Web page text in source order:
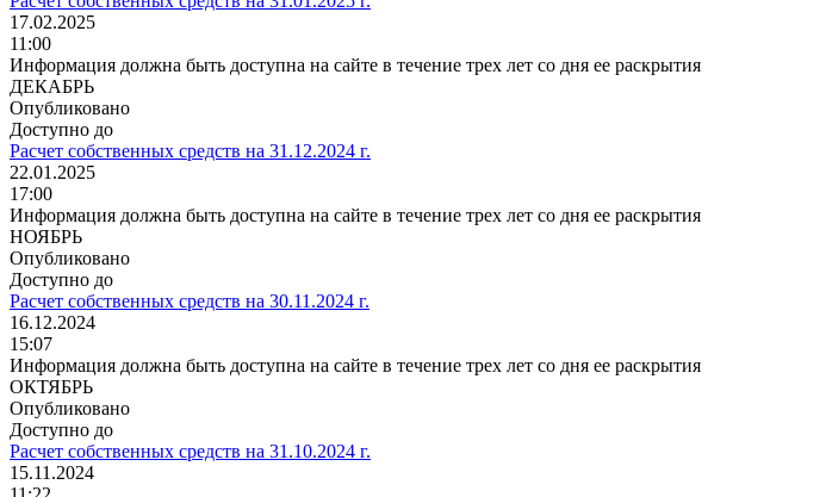
17.02.2025
11:00
Информация должна быть доступна на сайте в течение трех лет со дня ее раскрытия
ДЕКАБРЬ
Опубликовано
Доступно до
Расчет собственных средств на 31.12.2024 г.
22.01.2025
17:00
Информация должна быть доступна на сайте в течение трех лет со дня ее раскрытия
НОЯБРЬ
Опубликовано
Доступно до
Расчет собственных средств на 30.11.2024 г.
16.12.2024
15:07
Информация должна быть доступна на сайте в течение трех лет со дня ее раскрытия
ОКТЯБРЬ
Опубликовано
Доступно до
Расчет собственных средств на 31.10.2024 г.
15.11.2024